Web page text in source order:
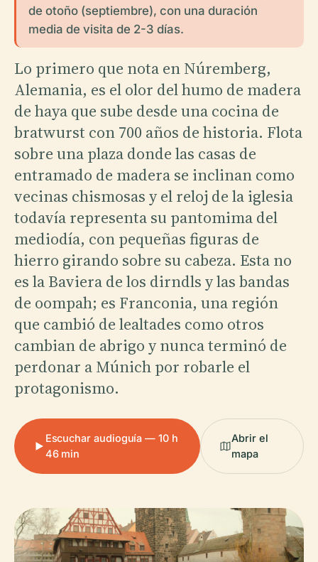
de otoño (septiembre), con una duración
media de visita de 2-3 días.
Lo primero que nota en Núremberg,
Alemania, es el olor del humo de madera
de haya que sube desde una cocina de
bratwurst con 700 años de historia. Flota
sobre una plaza donde las casas de
entramado de madera se inclinan como
vecinas chismosas y el reloj de la iglesia
todavía representa su pantomima del
mediodía, con pequeñas figuras de
hierro girando sobre su cabeza. Esta no
es la Baviera de los dirndls y las bandas
de oompah; es Franconia, una región
que cambió de lealtades como otros
cambian de abrigo y nunca terminó de
perdonar a Múnich por robarle el
protagonismo.
Escuchar audioguía — 10 h
46 min
Abrir el
mapa